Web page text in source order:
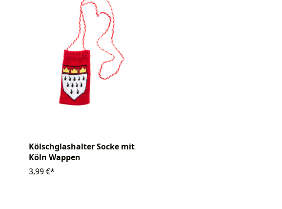
Kölschglashalter Socke mit
Köln Wappen
3,99 €*